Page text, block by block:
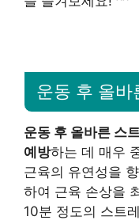
운동 후 올바
운동 후 올바른 스
예방하는 데 매우
근육의 유연성을
하여 근육 손상을
10분 정도의 스트